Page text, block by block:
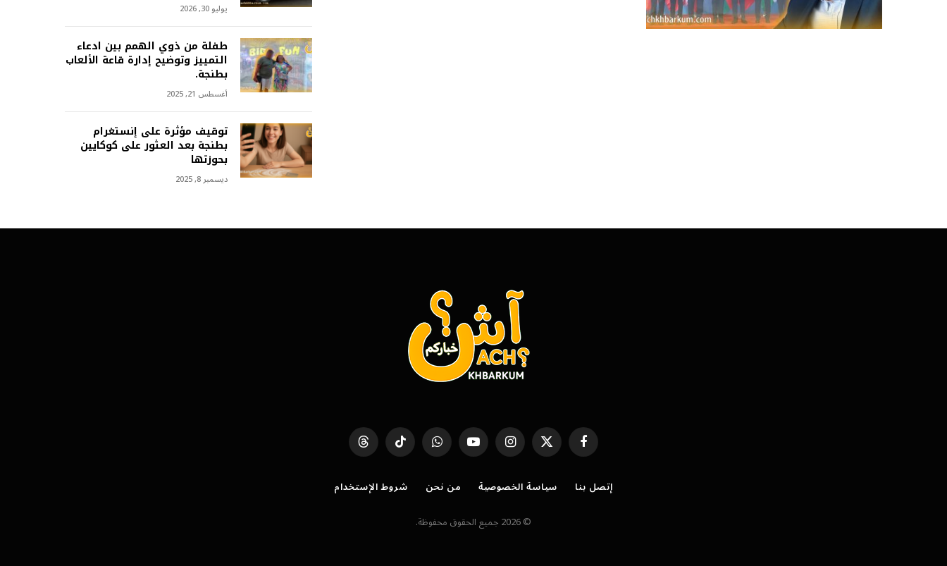
يوليو 30, 2026
طفلة من ذوي الهمم بين ادعاء
التمييز وتوضيح إدارة قاعة الألعاب
بطنجة.
أغسطس 21, 2025
توقيف مؤثرة على إنستغرام
بطنجة بعد العثور على كوكايين
بحوزتها
ديسمبر 8, 2025
فيسبوك X
(Twitter)
الانستغراميوتيوب واتساب تيكتوك Threads
إتصل بنا سياسة الخصوصية من نحن
شروط الإستخدام
© 2026 جميع الحقوق محفوظة.